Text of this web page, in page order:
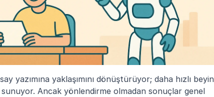
yazımına yaklaşımını dönüştürüyor; daha hızlı beyin
Ancak yönlendirme olmadan sonuçlar genel